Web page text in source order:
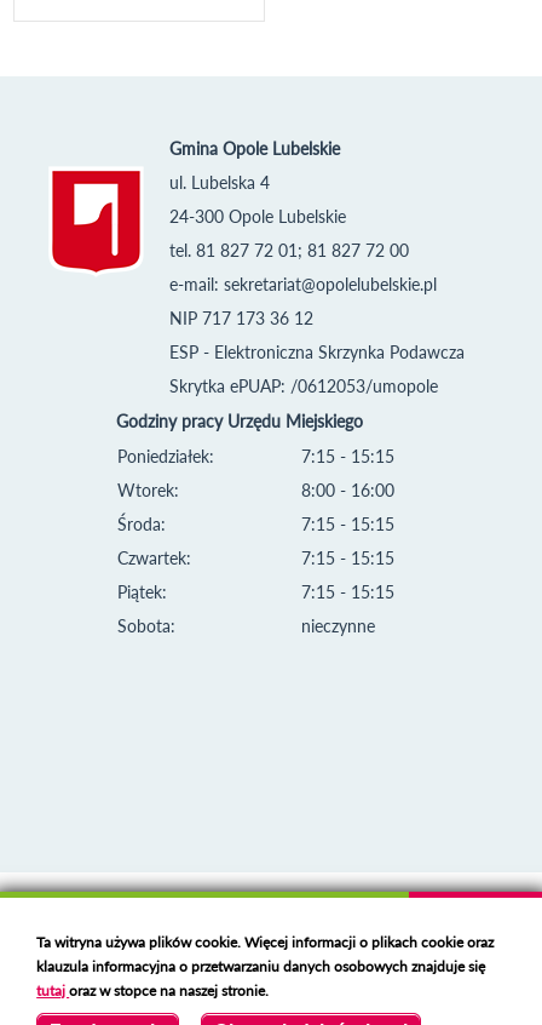
Gmina Opole Lubelskie
ul. Lubelska 4
24-300 Opole Lubelskie
tel. 81 827 72 01; 81 827 72 00
e-mail: sekretariat@opolelubelskie.pl
NIP 717 173 36 12
ESP - Elektroniczna Skrzynka Podawcza
Skrytka ePUAP: /0612053/umopole
Godziny pracy Urzędu Miejskiego
Poniedziałek:
Wtorek:
Środa:
Czwartek:
Piątek:
Sobota:
7:15 - 15:15
8:00 - 16:00
7:15 - 15:15
7:15 - 15:15
7:15 - 15:15
nieczynne
Deklaracja dostępności
Polski serwer RBLhttps://polspam.pl/
Copyright 2023 Urząd Miejski w Opolu Lubelskim
Ta witryna używa plików cookie. Więcej informacji o plikach cookie oraz
klauzula informacyjna o przetwarzaniu danych osobowych znajduje się
tutajoraz w stopce na naszej stronie.